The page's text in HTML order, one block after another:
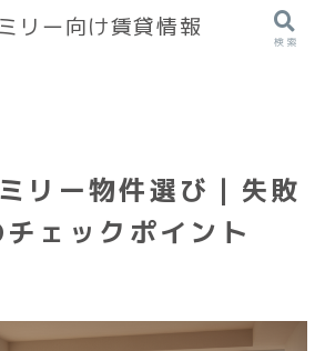
リー物件選び｜失敗
ェックポイント
リー向け賃貸情報
検索